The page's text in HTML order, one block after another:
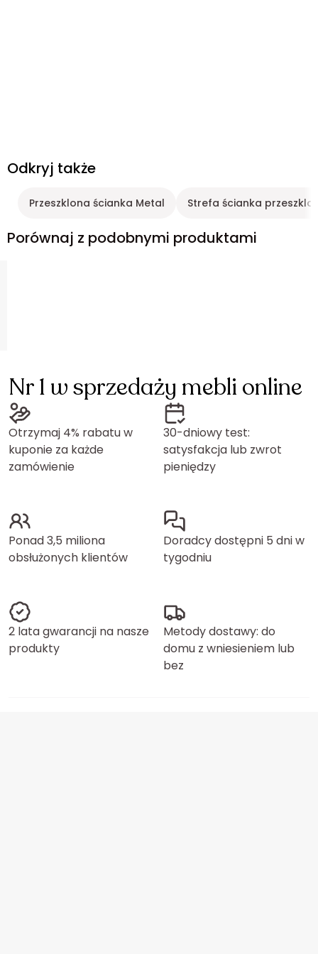
Odkryj także
Przeszklona ścianka Metal Strefa ścianka
Porównaj z podobnymi produktami
Nr 1 w sprzedaży mebli online
Otrzymaj 4% rabatu w
kuponie za każde
zamówienie
30-dniowy test:
satysfakcja lub zwrot
pieniędzy
Ponad 3,5 miliona
obsłużonych klientów
Doradcy dostępni 5 dni w
tygodniu
2 lata gwarancji na nasze
produkty
Metody dostawy: do
domu z wniesieniem lub
bez